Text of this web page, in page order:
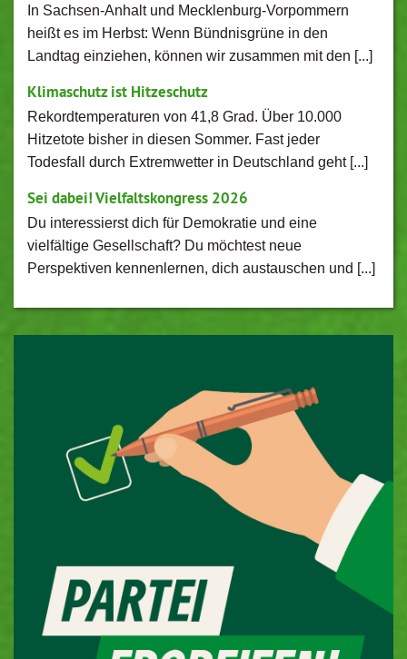
In Sachsen-Anhalt und Mecklenburg-Vorpommern
heißt es im Herbst: Wenn Bündnisgrüne in den
Landtag einziehen, können wir zusammen mit den [...]
Klimaschutz ist Hitzeschutz
Rekordtemperaturen von 41,8 Grad. Über 10.000
Hitzetote bisher in diesen Sommer. Fast jeder
Todesfall durch Extremwetter in Deutschland geht [...]
Sei dabei! Vielfaltskongress 2026
Du interessierst dich für Demokratie und eine
vielfältige Gesellschaft? Du möchtest neue
Perspektiven kennenlernen, dich austauschen und [...]